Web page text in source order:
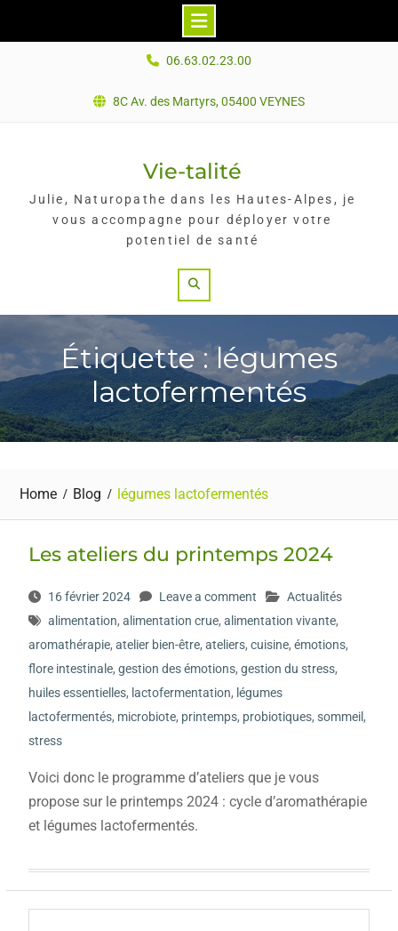
06.63.02.23.00
8C Av. des Martyrs, 05400 VEYNES
Vie-talité
Julie, Naturopathe dans les Hautes-Alpes, je
vous accompagne pour déployer votre
potentiel de santé
Étiquette : légumes
lactofermentés
Home Blog légumes lactofermentés
Les ateliers du printemps 2024
16 février 2024 Leave a comment
Actualités
alimentation, alimentation crue, alimentation vivante,
aromathérapie, atelier bien-être, ateliers, cuisine, émotions,
flore intestinale, gestion des émotions, gestion du stress,
huiles essentielles, lactofermentation, légumes
lactofermentés, microbiote, printemps, probiotiques, sommeil ,
stress
Voici donc le programme d’ateliers que je vous
propose sur le printemps 2024 : cycle d’aromathérapie
et légumes lactofermentés.